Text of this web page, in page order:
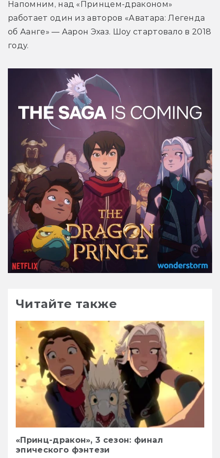
Напомним, над «Принцем-драконом»
работает один из авторов «Аватара: Легенда
об Аанге» — Аарон Эхаз. Шоу стартовало в 2018
году.
Читайте также
«Принц-дракон», 3 сезон: финал
эпического фэнтези